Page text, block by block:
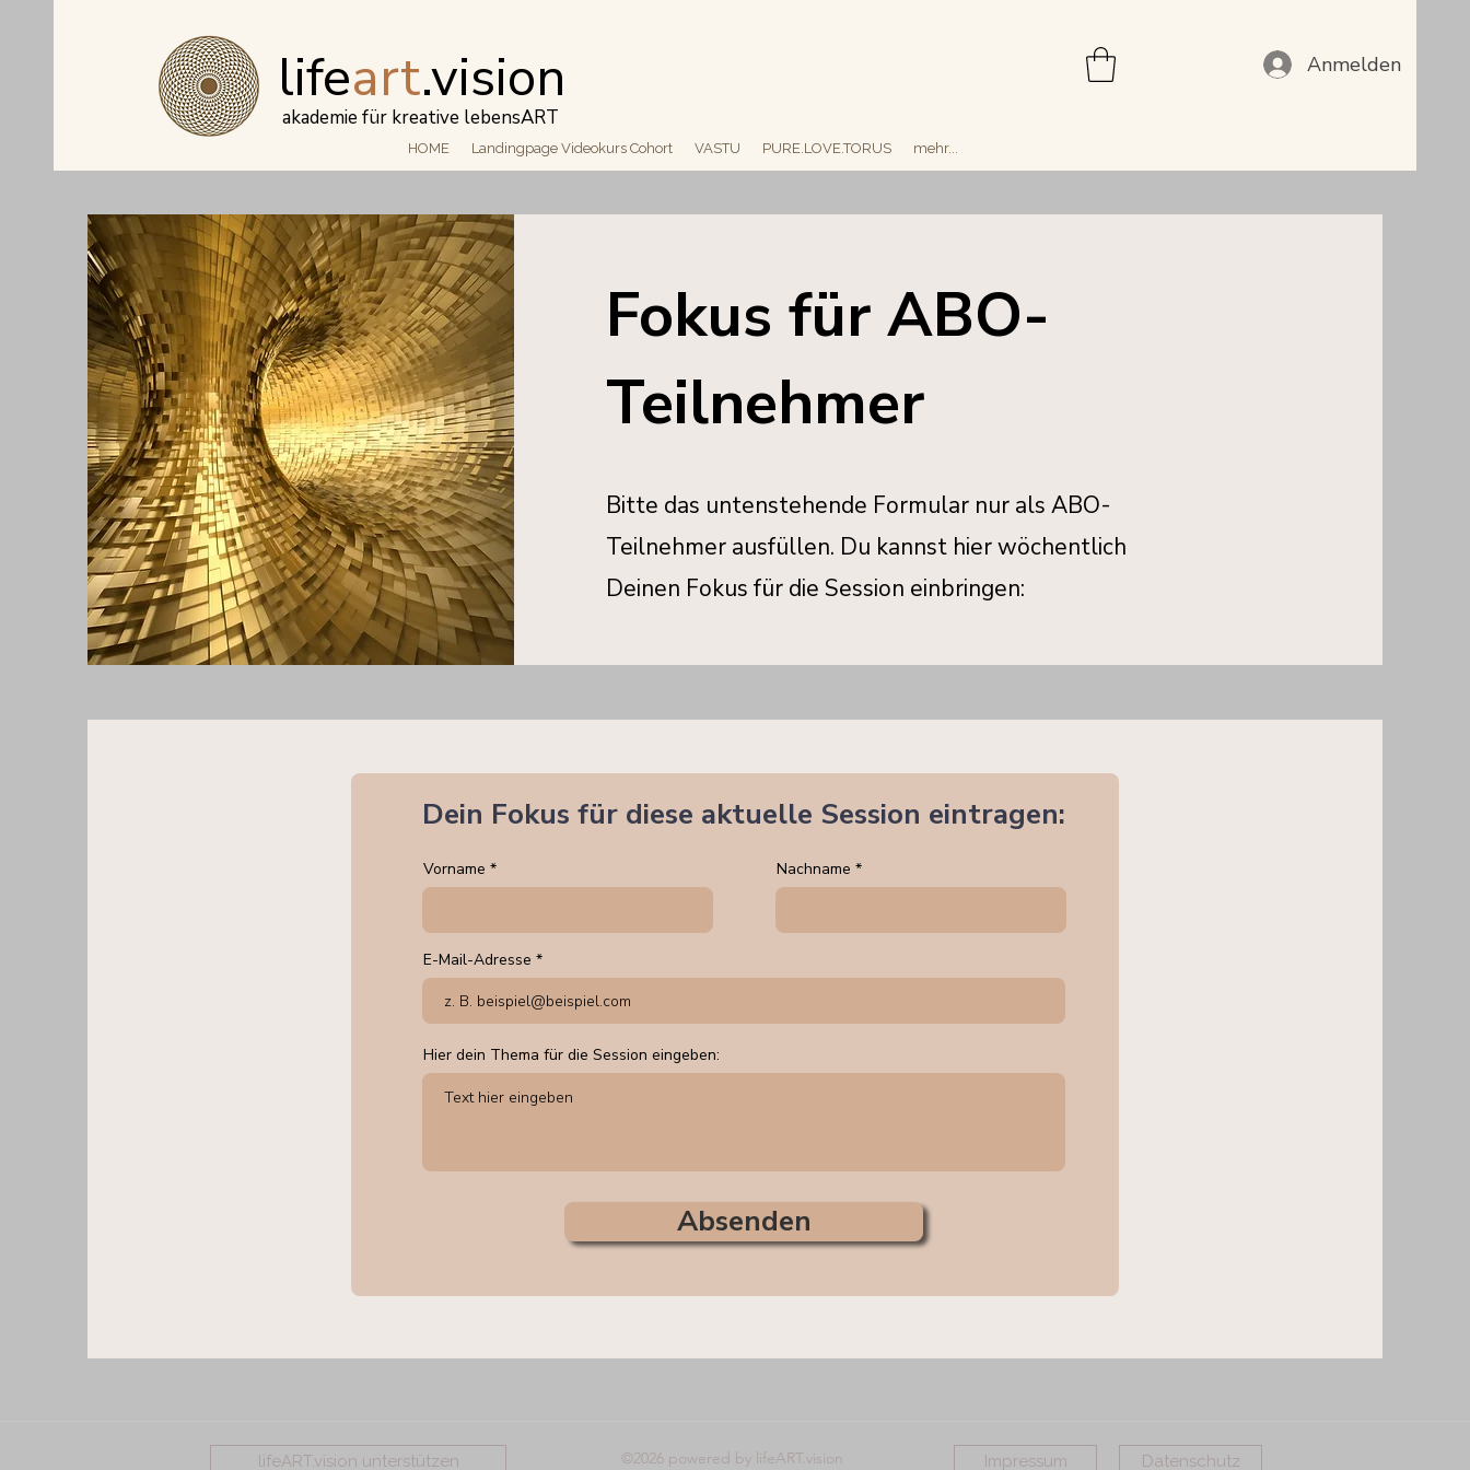
akademie für kreative lebensART
lifeart.vision Anmelden
HOME Landingpage Videokurs Cohort VASTU PURE.LOVE.TORUS mehr...
Fokus für ABO-
Teilnehmer
Bitte das untenstehende Formular nur als ABO-
Teilnehmer ausfüllen. Du kannst hier wöchentlich
Deinen Fokus für die Session einbringen:
Dein Fokus für diese aktuelle Session eintragen:
Vorname Nachname
E-Mail-Adresse
Hier dein Thema für die Session eingeben:
Absenden
lifeART.vision unterstützen ©2026 powered by lifeART.vision Impressum Datenschutz